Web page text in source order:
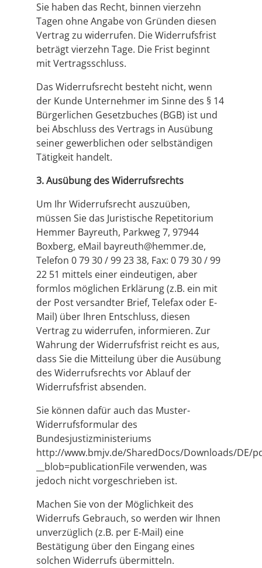
Sie haben das Recht, binnen vierzehn
Tagen ohne Angabe von Gründen diesen
Vertrag zu widerrufen. Die Widerrufsfrist
beträgt vierzehn Tage. Die Frist beginnt
mit Vertragsschluss.
Das Widerrufsrecht besteht nicht, wenn
der Kunde Unternehmer im Sinne des § 14
Bürgerlichen Gesetzbuches (BGB) ist und
bei Abschluss des Vertrags in Ausübung
seiner gewerblichen oder selbständigen
Tätigkeit handelt.
3. Ausübung des Widerrufsrechts
Um Ihr Widerrufsrecht auszuüben,
müssen Sie das Juristische Repetitorium
Hemmer Bayreuth, Parkweg 7, 97944
Boxberg, eMail bayreuth@hemmer.de,
Telefon 0 79 30 / 99 23 38, Fax: 0 79 30 / 99
22 51 mittels einer eindeutigen, aber
formlos möglichen Erklärung (z.B. ein mit
der Post versandter Brief, Telefax oder E-
Mail) über Ihren Entschluss, diesen
Vertrag zu widerrufen, informieren. Zur
Wahrung der Widerrufsfrist reicht es aus,
dass Sie die Mitteilung über die Ausübung
des Widerrufsrechts vor Ablauf der
Widerrufsfrist absenden.
Sie können dafür auch das Muster-
Widerrufsformular des
Bundesjustizministeriums
http://www.bmjv.de/SharedDocs/Downloads/DE/
__blob=publicationFile verwenden, was
jedoch nicht vorgeschrieben ist.
Machen Sie von der Möglichkeit des
Widerrufs Gebrauch, so werden wir Ihnen
unverzüglich (z.B. per E-Mail) eine
Bestätigung über den Eingang eines
solchen Widerrufs übermitteln.